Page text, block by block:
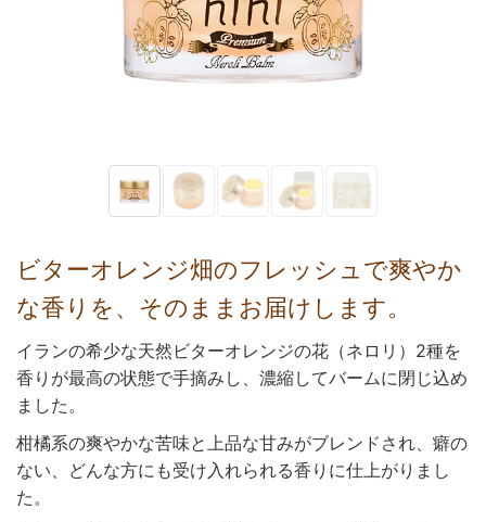
ビターオレンジ畑のフレッシュで爽やか
な香りを、そのままお届けします。
イランの希少な天然ビターオレンジの花（ネロリ）2種を
香りが最高の状態で手摘みし、濃縮してバームに閉じ込め
ました。
柑橘系の爽やかな苦味と上品な甘みがブレンドされ、癖の
ない、どんな方にも受け入れられる香りに仕上がりまし
た。